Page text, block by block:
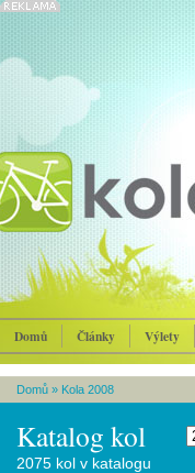
Domů Články Výlety
Domů » Kola 2008
Katalog kol
2075 kol v katalogu